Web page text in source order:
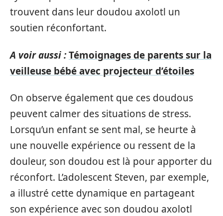
trouvent dans leur doudou axolotl un
soutien réconfortant.
A voir aussi :Témoignages de parents sur la
veilleuse bébé avec projecteur d’étoiles
On observe également que ces doudous
peuvent calmer des situations de stress.
Lorsqu’un enfant se sent mal, se heurte à
une nouvelle expérience ou ressent de la
douleur, son doudou est là pour apporter du
réconfort. L’adolescent Steven, par exemple,
a illustré cette dynamique en partageant
son expérience avec son doudou axolotl